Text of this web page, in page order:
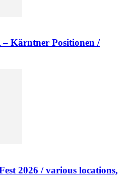
Kärntner Positionen /
2026 / various locations,